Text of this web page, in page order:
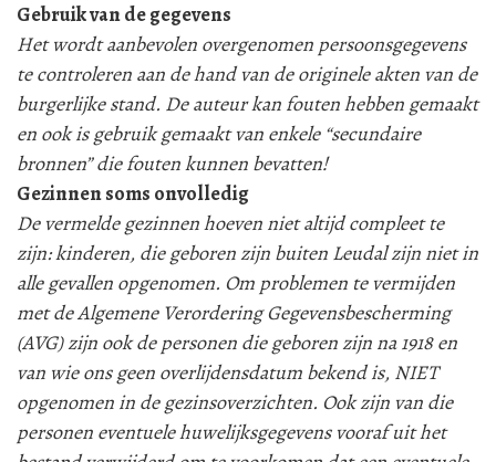
Gebruik van de gegevens
Het wordt aanbevolen overgenomen persoonsgegevens
te controleren aan de hand van de originele akten van de
burgerlijke stand. De auteur kan fouten hebben gemaakt
en ook is gebruik gemaakt van enkele “secundaire
bronnen” die fouten kunnen bevatten!
Gezinnen soms onvolledig
De vermelde gezinnen hoeven niet altijd compleet te
zijn: kinderen, die geboren zijn buiten Leudal zijn niet in
alle gevallen opgenomen. Om problemen te vermijden
met de Algemene Verordering Gegevensbescherming
(AVG) zijn ook de personen die geboren zijn na 1918 en
van wie ons geen overlijdensdatum bekend is, NIET
opgenomen in de gezinsoverzichten. Ook zijn van die
personen eventuele huwelijksgegevens vooraf uit het